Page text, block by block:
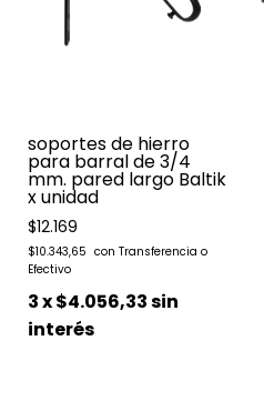
soportes de hierro
para barral de 3/4
mm. pared largo Baltik
x unidad
$12.169
$10.343,65
3x$4.056,33sin
interés